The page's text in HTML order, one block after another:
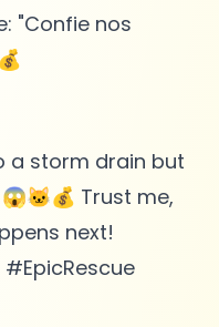
"Confie nos
a storm drain but
Trust me,
next!